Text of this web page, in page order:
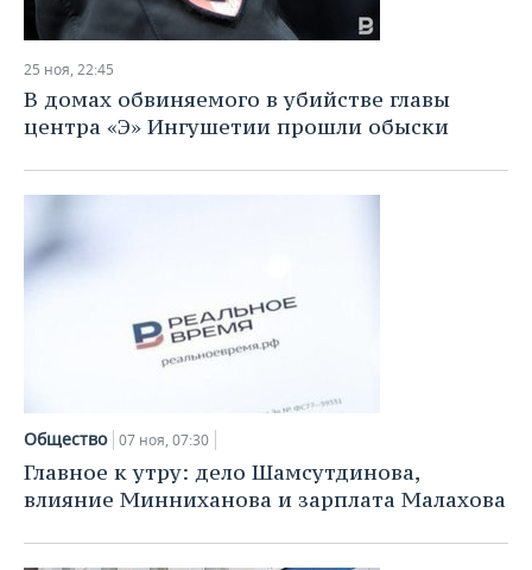
25 ноя, 22:45
В домах обвиняемого в убийстве главы
центра «Э» Ингушетии прошли обыски
Общество 07 ноя, 07:30
Главное к утру: дело Шамсутдинова,
влияние Минниханова и зарплата Малахова